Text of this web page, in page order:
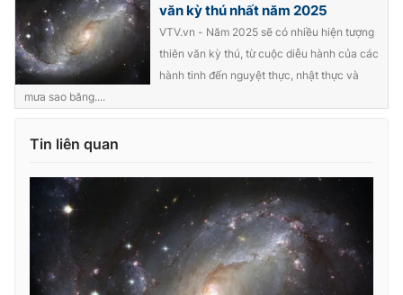
Theo dõi báo trên
Cơ quan báo chí:
cấp ngày 29/12/2023
Tổng Biên tập:
Vũ Thanh Thủy
Phó Tổng Biên tập:
Nguyễn Thị Mỹ Hạnh, Phạm Quốc Thắng,
Nguyễn Trọng Ninh
Tổng đài VTV: 024.38 355 931 - 024.38 355 932
văn kỳ thú nhất năm 2025
VTV.vn - Năm 2025 sẽ có nhiều hiện tượng
thiên văn kỳ thú, từ cuộc diễu hành của các
hành tinh đến nguyệt thực, nhật thực và
mưa sao băng....
Tin liên quan